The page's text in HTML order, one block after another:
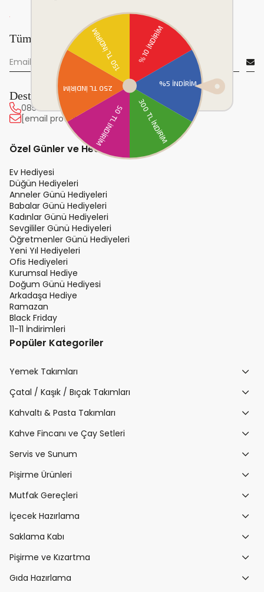
Tüm yeniliklerden önce sen haberdar ol!
Destek Hattı
0850 222 20 63
[email protected]
Özel Günler ve Hediye
Ev Hediyesi
Düğün Hediyeleri
Anneler Günü Hediyeleri
Babalar Günü Hediyeleri
Kadınlar Günü Hediyeleri
Sevgililer Günü Hediyeleri
Öğretmenler Günü Hediyeleri
Yeni Yıl Hediyeleri
Ofis Hediyeleri
Kurumsal Hediye
Doğum Günü Hediyesi
Arkadaşa Hediye
Ramazan
Black Friday
11-11 İndirimleri
Popüler Kategoriler
Yemek Takımları
Çatal / Kaşık / Bıçak Takımları
Kahvaltı & Pasta Takımları
Kahve Fincanı ve Çay Setleri
Servis ve Sunum
Pişirme Ürünleri
Mutfak Gereçleri
İçecek Hazırlama
Saklama Kabı
Pişirme ve Kızartma
Gıda Hazırlama